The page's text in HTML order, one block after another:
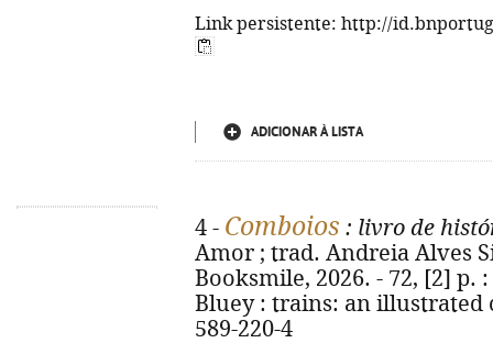
Link persistente: http://
ADICIONAR À LISTA
4 - Comboios : livro de
Amor ; trad. Andreia Alves
Booksmile, 2026. - 72, [2] p.
Bluey : trains: an illustrated
589-220-4